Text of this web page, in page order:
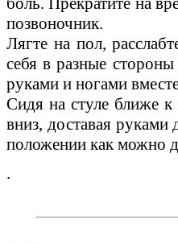
позвоночник.
Лягте на пол,
себя в разные
руками и ногами
Сидя на стуле ближе к
вниз, доставая
положении как можно
.